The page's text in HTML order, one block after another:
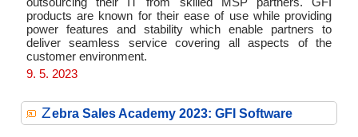
products are known for their ease of use while providing
power features and stability which enable partners to
deliver seamless service covering all aspects of the
customer environment.
9. 5. 2023
Zebra Sales Academy 2023: GFI Software